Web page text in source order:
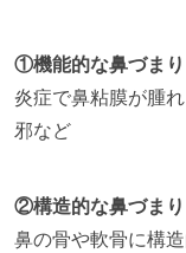
①機能的な鼻づまり
炎症で鼻粘膜が腫
邪など
②構造的な鼻づまり
鼻の骨や軟骨に構